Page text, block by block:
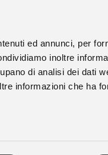
ed annunci, per
inoltre
di analisi dei dati
informazioni che ha